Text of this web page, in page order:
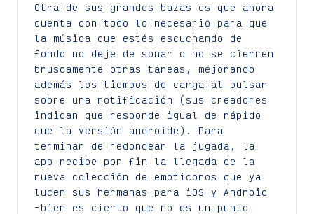
Otra de sus grandes bazas es que ahora
cuenta con todo lo necesario para que
la música que estés escuchando de
fondo no deje de sonar o no se cierren
bruscamente otras tareas, mejorando
además los tiempos de carga al pulsar
sobre una notificación (sus creadores
indican que responde igual de rápido
que la versión androide). Para
terminar de redondear la jugada, la
app recibe por fin la llegada de la
nueva colección de emoticonos que ya
lucen sus hermanas para iOS y Android
-bien es cierto que no es un punto